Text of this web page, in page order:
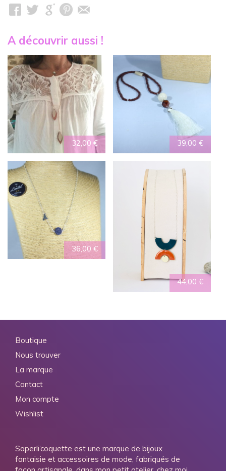
A découvrir aussi !
32,00 € 39,00 €
36,00 €
44,00 €
Boutique
Nous trouver
La marque
Contact
Mon compte
Wishlist
Saperli’coquette est une marque de bijoux
fantaisie et accessoires de mode, fabriqués de